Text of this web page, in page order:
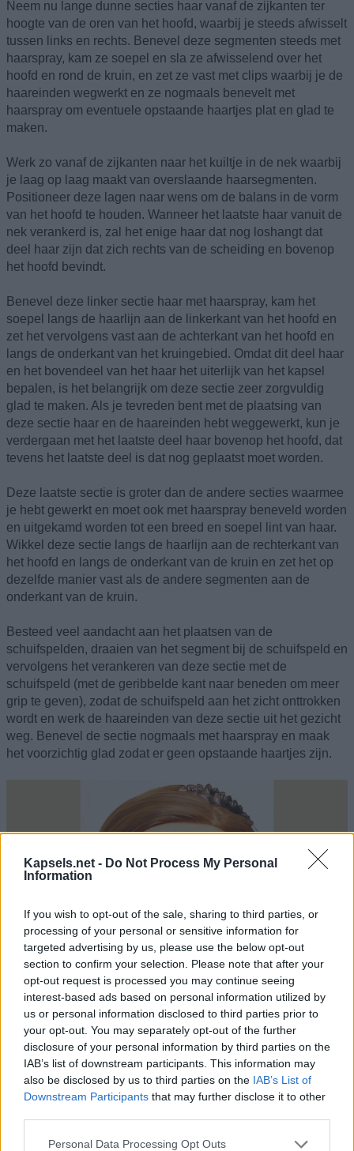
Kapsels.net - Do Not Process My Personal
Information
If you wish to opt-out of the sale, sharing to third parties, or
processing of your personal or sensitive information for
targeted advertising by us, please use the below opt-out
section to confirm your selection. Please note that after your
opt-out request is processed you may continue seeing
interest-based ads based on personal information utilized by
us or personal information disclosed to third parties prior to
your opt-out. You may separately opt-out of the further
disclosure of your personal information by third parties on the
IAB’s list of downstream participants. This information may
also be disclosed by us to third parties on the IAB’s List of
Downstream Participants that may further disclose it to other
Personal Data Processing Opt Outs
Neem nu lange dunne secties haar vanaf de zijkanten ter
hoogte van de oren van het hoofd, waarbij je steeds afwisselt
tussen links en rechts. Benevel deze segmenten steeds met
haarspray, kam ze soepel en sla ze afwisselend over het
hoofd en rond de kruin, en zet ze vast met clips waarbij je de
haareinden wegwerkt en ze nogmaals benevelt met
haarspray om eventuele opstaande haartjes plat en glad te
maken.
Werk zo vanaf de zijkanten naar het kuiltje in de nek waarbij
je laag op laag maakt van overslaande haarsegmenten.
Positioneer deze lagen naar wens om de balans in de vorm
van het hoofd te houden. Wanneer het laatste haar vanuit de
nek verankerd is, zal het enige haar dat nog loshangt dat
deel haar zijn dat zich rechts van de scheiding en bovenop
het hoofd bevindt.
Benevel deze linker sectie haar met haarspray, kam het
soepel langs de haarlijn aan de linkerkant van het hoofd en
zet het vervolgens vast aan de achterkant van het hoofd en
langs de onderkant van het kruingebied. Omdat dit deel haar
en het bovendeel van het haar het uiterlijk van het kapsel
bepalen, is het belangrijk om deze sectie zeer zorgvuldig
glad te maken. Als je tevreden bent met de plaatsing van
deze sectie haar en de haareinden hebt weggewerkt, kun je
verdergaan met het laatste deel haar bovenop het hoofd, dat
tevens het laatste deel is dat nog geplaatst moet worden.
Deze laatste sectie is groter dan de andere secties waarmee
je hebt gewerkt en moet ook met haarspray beneveld worden
en uitgekamd worden tot een breed en soepel lint van haar.
Wikkel deze sectie langs de haarlijn aan de rechterkant van
het hoofd en langs de onderkant van de kruin en zet het op
dezelfde manier vast als de andere segmenten aan de
onderkant van de kruin.
Besteed veel aandacht aan het plaatsen van de
schuifspelden, draaien van het segment bij de schuifspeld en
vervolgens het verankeren van deze sectie met de
schuifspeld (met de geribbelde kant naar beneden om meer
grip te geven), zodat de schuifspeld aan het zicht onttrokken
wordt en werk de haareinden van deze sectie uit het gezicht
weg. Benevel de sectie nogmaals met haarspray en maak
het voorzichtig glad zodat er geen opstaande haartjes zijn.
Bij onze demonstratie hebben we gebruik gemaakt van twee
met steentjes bezette kammen die bovenop het kapsel en
achter de scheiding ter decoratie direct achter elkaar
het evenwicht van het kapsel behouden blijft en dat ze stevig